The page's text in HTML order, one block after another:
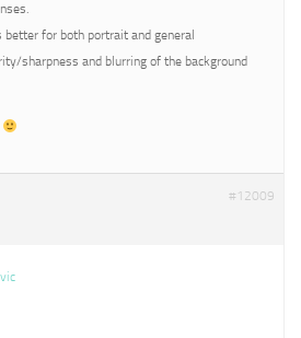
better for both portrait and general
sharpness and blurring of the background
#12009